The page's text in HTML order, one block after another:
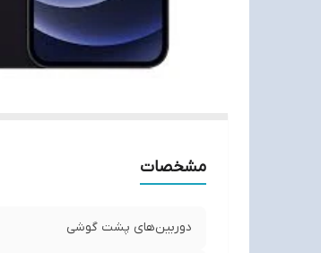
مشخصات
دوربین‌های پشت گوشی